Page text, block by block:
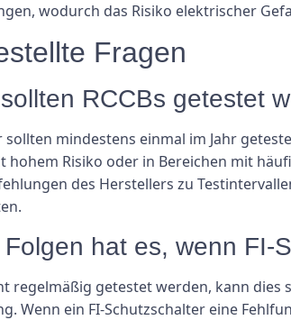
wodurch das Risiko elektrischer
Fragen
RCCBs getestet
sollten mindestens einmal im Jahr
hohem Risiko oder in Bereichen mit
des Herstellers zu
hat es, wenn FI-
regelmäßig getestet werden, kann
Wenn ein FI-Schutzschalter eine